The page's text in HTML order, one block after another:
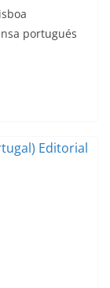
portugués